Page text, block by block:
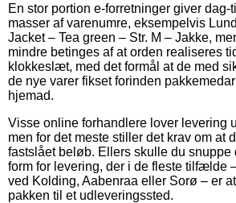
En stor portion e-forretninger giver dag-
masser af varenumre, eksempelvis
Jacket – Tea green – Str. M – Jakke,
mindre betinges af at orden realiseres
klokkeslæt, med det formål at de med
de nye varer fikset forinden
hjemad.
Visse online forhandlere lover levering
men for det meste stiller det krav om at
fastslået beløb. Ellers skulle du snuppe
form for levering, der i de fleste tilfælde
ved Kolding, Aabenraa eller Sorø – er
pakken til et udleveringssted.